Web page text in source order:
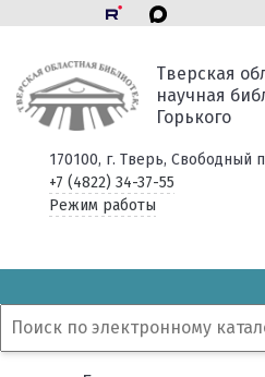
Тверская
научная
Горького
170100, г. Тверь, Свободный
+7 (4822) 34-37-55
Режим работы